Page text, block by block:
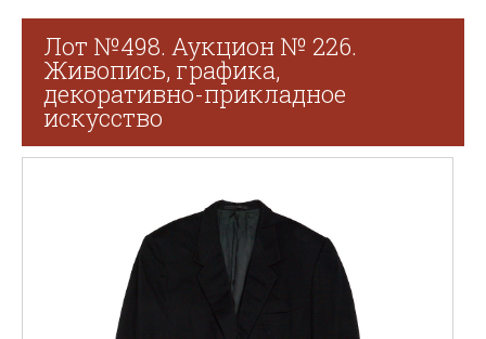
Лот №498. Аукцион № 226.
Живопись, графика,
декоративно-прикладное
искусство